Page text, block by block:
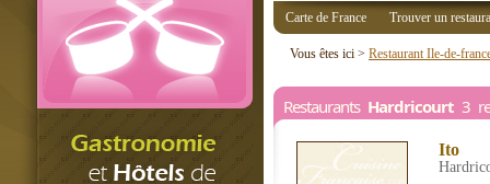
Carte de France Trouver un
Vous êtes ici > Restaurant Ile-de-
Restaurants Hardricourt 3
Ito